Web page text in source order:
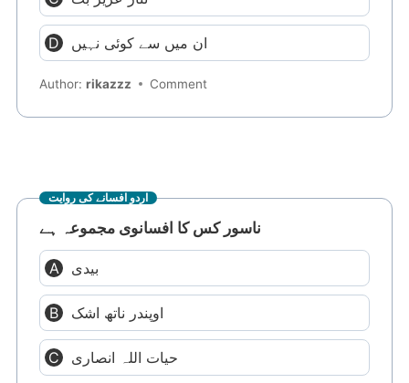
ان میں سے کوئی نہیں
Author:rikazzz Comment
اردو افسانے کی روایت
ناسور کس کا افسانوی مجموعہ ہے
بیدی
اوپندر ناتھ اشک
حیات اللہ انصاری